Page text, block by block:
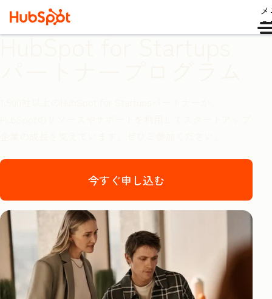
HubSpot for Startups
今すぐ申し込む